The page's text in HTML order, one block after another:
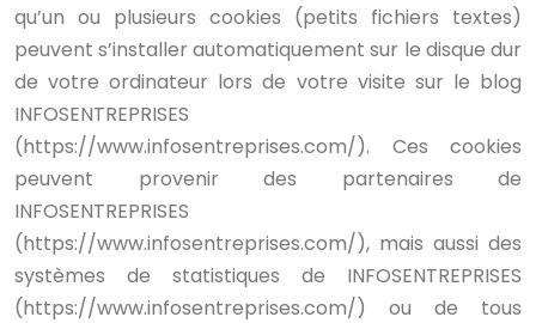
qu’un ou plusieurs cookies (petits fichiers textes)
peuvent s’installer automatiquement sur le disque dur
de votre ordinateur lors de votre visite sur le blog
INFOSENTREPRISES
(https://www.infosentreprises.com/). Ces cookies
peuvent provenir des partenaires de
INFOSENTREPRISES
(https://www.infosentreprises.com/), mais aussi des
systèmes de statistiques de INFOSENTREPRISES
(https://www.infosentreprises.com/) ou de tous